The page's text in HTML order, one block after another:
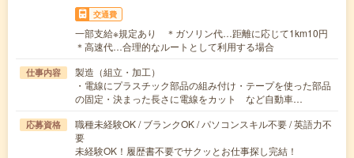
交通費
一部支給※規定あり ＊ガソリン代…距離に応じて1km10円
＊高速代…合理的なルートとして利用する場合
仕事内容
製造（組立・加工）
・電線にプラスチック部品の組み付け・テープを使った部品
の固定・決まった長さに電線をカット など自動車…
応募資格
職種未経験OK / ブランクOK / パソコンスキル不要 / 英語力不
要
未経験OK！履歴書不要でサクッとお仕事探し完結！